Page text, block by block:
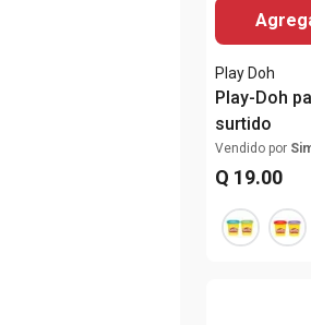
Play Doh
Play-Doh
surtido
Vendido por
Q 19.00